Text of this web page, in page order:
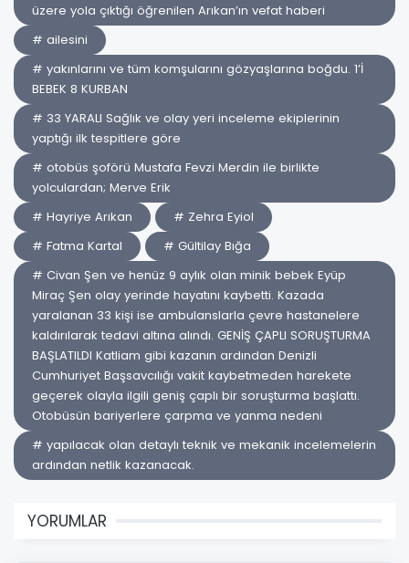
üzere yola çıktığı öğrenilen Arıkan’ın vefat haberi
# ailesini
# yakınlarını ve tüm komşularını gözyaşlarına boğdu. 1’İ
BEBEK 8 KURBAN
# 33 YARALI Sağlık ve olay yeri inceleme ekiplerinin
yaptığı ilk tespitlere göre
# otobüs şoförü Mustafa Fevzi Merdin ile birlikte
yolculardan; Merve Erik
# Hayriye Arıkan
# Zehra Eyiol
# Fatma Kartal
# Gültilay Bığa
# Civan Şen ve henüz 9 aylık olan minik bebek Eyüp
Miraç Şen olay yerinde hayatını kaybetti. Kazada
yaralanan 33 kişi ise ambulanslarla çevre hastanelere
kaldırılarak tedavi altına alındı. GENİŞ ÇAPLI SORUŞTURMA
BAŞLATILDI Katliam gibi kazanın ardından Denizli
Cumhuriyet Başsavcılığı vakit kaybetmeden harekete
geçerek olayla ilgili geniş çaplı bir soruşturma başlattı.
Otobüsün bariyerlere çarpma ve yanma nedeni
# yapılacak olan detaylı teknik ve mekanik incelemelerin
ardından netlik kazanacak.
YORUMLAR